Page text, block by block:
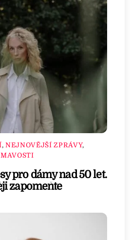
, NEJNOVĚJŠÍ ZPRÁVY,
pro dámy nad 50 let.
zapomeňte